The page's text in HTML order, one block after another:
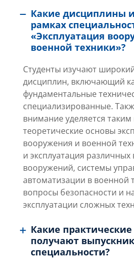
Какие дисциплины
рамках
«Эксплуатация
военной техники»?
Студенты изучают
дисциплин, включающий
фундаментальные
специализированные.
внимание уделяется
теоретические основы
вооружения и военной
и эксплуатация различных
вооружений, системы
автоматизации в военной
вопросы безопасности и
эксплуатации сложных
Какие
получают
специальности?